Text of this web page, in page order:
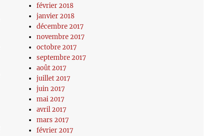
février 2018
janvier 2018
décembre 2017
novembre 2017
octobre 2017
septembre 2017
août 2017
juillet 2017
juin 2017
mai 2017
avril 2017
mars 2017
février 2017